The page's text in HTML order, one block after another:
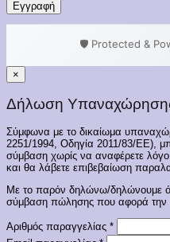
Εγγραφή
🛡️ Protected &
×
Δήλωση
Σύμφωνα με το δικαίωμα
2251/1994, Οδηγία 2011/83/ΕΕ),
σύμβαση χωρίς να αναφέρετε
και θα λάβετε επιβεβαίωση
Με το παρόν δηλώνω/δηλώνουμε
σύμβαση πώλησης που αφορά την
Αριθμός παραγγελίας *